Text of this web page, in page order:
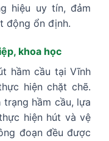
hiệu uy tín, đảm
động ổn định.
khoa học
hầm cầu tại Vĩnh
hiện chặt chẽ.
hầm cầu, lựa
hiện hút và vệ
đoạn đều được